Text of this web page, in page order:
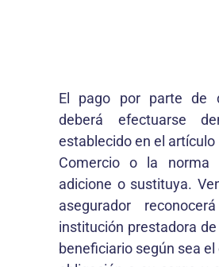
El pago por parte de
deberá efectuarse
establecido en el artículo
Comercio o la norma
adicione o sustituya.
asegurador
institución prestadora
beneficiario según sea